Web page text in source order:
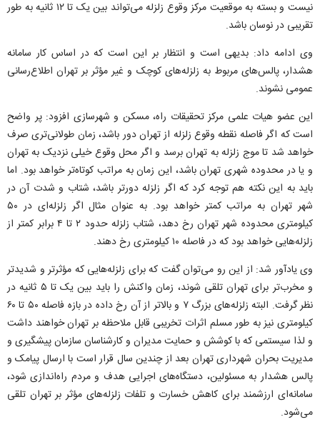
نیست و بسته به موقعیت مرکز وقوع زلزله می‌تواند بین یک تا ۱۲ ثانیه به طور
تقریبی در نوسان باشد.
وی ادامه داد: بدیهی است و انتظار بر این است که در اساس کار سامانه
هشدار، پالس‌های مربوط به زلزله‌های کوچک و غیر مؤثر بر تهران اطلاع‌رسانی
عمومی نشوند.
این عضو هیات علمی مرکز تحقیقات راه، مسکن و شهرسازی افزود: پر واضح
است که اگر فاصله نقطه وقوع زلزله از تهران دور باشد، زمان طولانی‌تری صرف
خواهد شد تا موج زلزله به تهران برسد و اگر محل وقوع خیلی نزدیک به تهران
و یا در محدوده شهری تهران باشد، این زمان به مراتب کوتاه‌تر خواهد بود. اما
باید به این نکته هم توجه کرد که اگر زلزله دورتر باشد، شتاب و شدت آن در
شهر تهران به مراتب کمتر خواهد بود. به عنوان مثال اگر زلزله‌ای در ۵۰
کیلومتری محدوده شهر تهران رخ دهد، شتاب زلزله حدود ۲ تا ۴ برابر کمتر از
زلزله‌هایی خواهد بود که در فاصله ۱۰ کیلومتری رخ دهند.
وی یادآور شد: از این رو می‌توان گفت که برای زلزله‌هایی که مؤثرتر و شدیدتر
و مخرب‌تر برای تهران تلقی شوند، زمان واکنش را باید بین یک تا ۵ ثانیه در
نظر گرفت. البته زلزله‌های بزرگ ۷ و بالاتر از آن رخ داده در بازه فاصله‌ ۵۰ تا ۶۰
کیلومتری نیز به طور مسلم اثرات تخریبی قابل ملاحظه بر تهران خواهند داشت
و لذا سیستمی که با کوشش و حمایت مدیران و کارشناسان سازمان پیشگیری و
مدیریت بحران شهرداری تهران بعد از چندین سال قرار است با ارسال پیامک و
پالس هشدار به مسئولین، دستگاه‌های اجرایی هدف و مردم راه‌اندازی شود،
سامانه‌ای ارزشمند برای کاهش خسارت و تلفات زلزله‌های مؤثر بر تهران تلقی
می‌شود.